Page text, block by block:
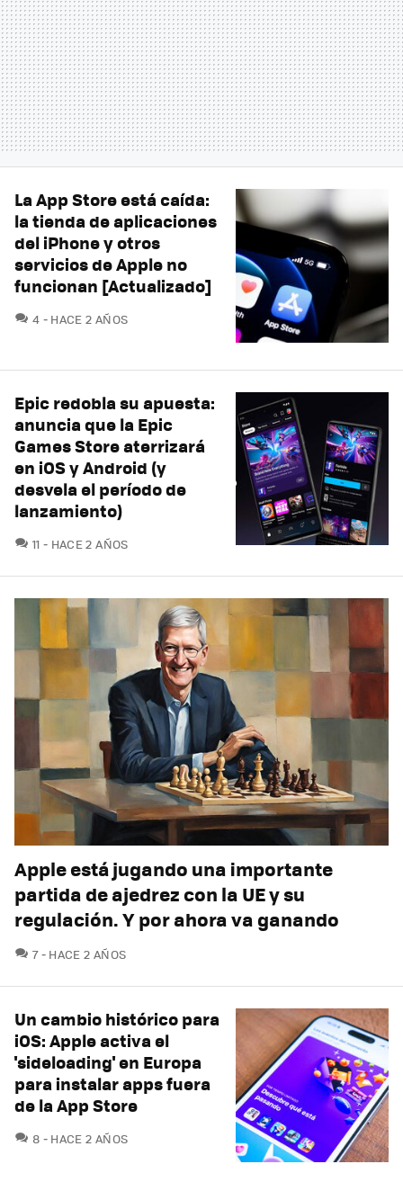
La App Store está caída:
la tienda de aplicaciones
del iPhone y otros
servicios de Apple no
funcionan [Actualizado]
4 COMENTARIOS
HACE 2 AÑOS
Epic redobla su apuesta:
anuncia que la Epic
Games Store aterrizará
en iOS y Android (y
desvela el período de
lanzamiento)
11 COMENTARIOS
HACE 2 AÑOS
Apple está jugando una importante
partida de ajedrez con la UE y su
regulación. Y por ahora va ganando
7COMENTARIOS
HACE 2 AÑOS
Un cambio histórico para
iOS: Apple activa el
'sideloading' en Europa
para instalar apps fuera
de la App Store
8 COMENTARIOS
HACE 2 AÑOS